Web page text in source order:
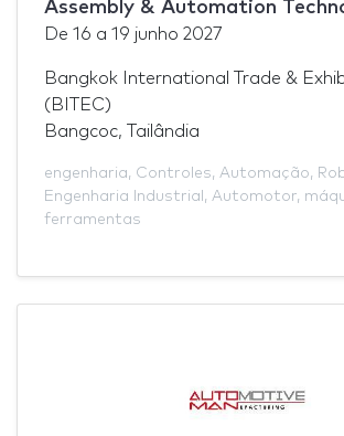
Assembly & Automation
De 16 a 19 junho 2027
Bangkok International Trade &
(BITEC)
Bangcoc, Tailândia
engenharia, Controles, Automação,
Engenharia Industrial , Automotor,
ferramentas